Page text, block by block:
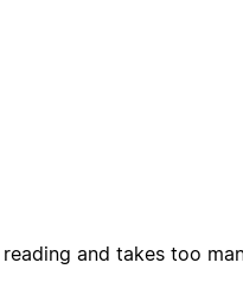
and takes too